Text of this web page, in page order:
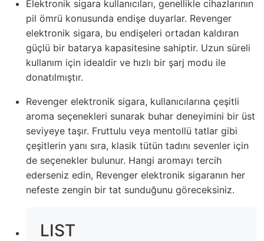
Elektronik sigara kullanıcıları, genellikle cihazlarının
pil ömrü konusunda endişe duyarlar. Revenger
elektronik sigara, bu endişeleri ortadan kaldıran
güçlü bir batarya kapasitesine sahiptir. Uzun süreli
kullanım için idealdir ve hızlı bir şarj modu ile
donatılmıştır.
Revenger elektronik sigara, kullanıcılarına çeşitli
aroma seçenekleri sunarak buhar deneyimini bir üst
seviyeye taşır. Fruttulu veya mentollü tatlar gibi
çeşitlerin yanı sıra, klasik tütün tadını sevenler için
de seçenekler bulunur. Hangi aromayı tercih
ederseniz edin, Revenger elektronik sigaranın her
nefeste zengin bir tat sunduğunu göreceksiniz.
LIST